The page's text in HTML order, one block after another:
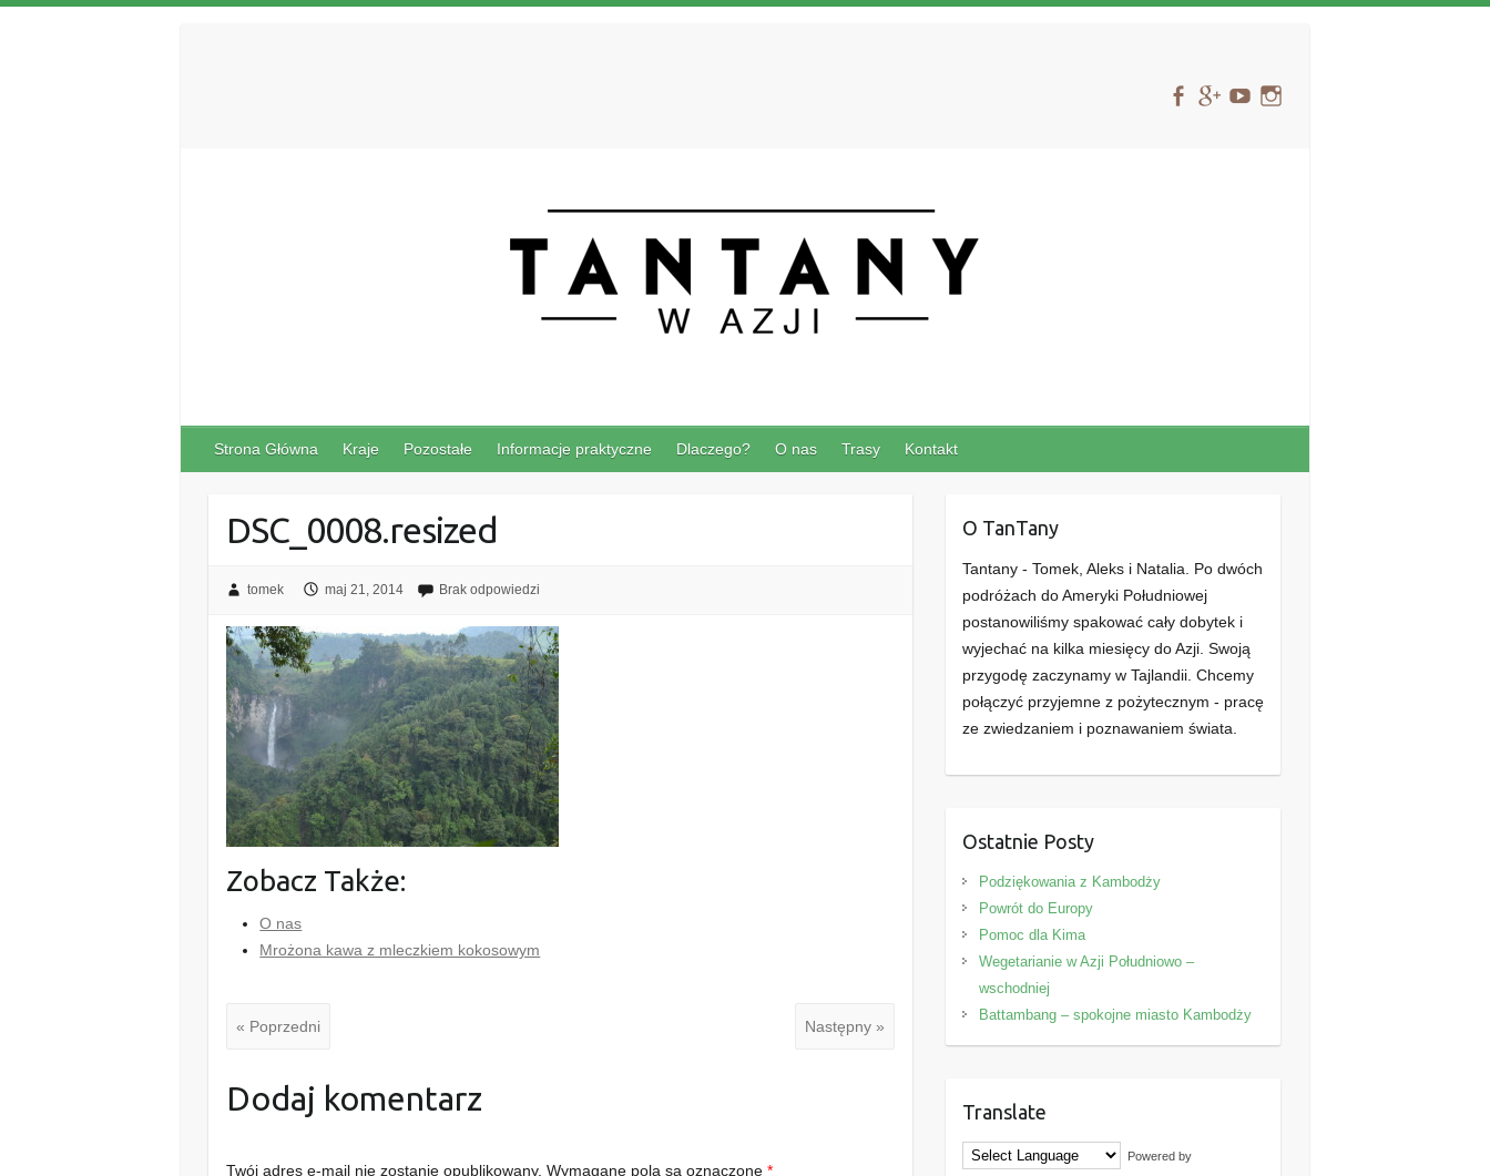
Strona Główna Kraje Pozostałe Informacje praktyczne Dlaczego? O nas Trasy Kontakt
DSC_0008.resized
tomek maj 21, 2014 Brak odpowiedzi
Zobacz Także:
O nas
Mrożona kawa z mleczkiem kokosowym
« Poprzedni Następny »
Dodaj komentarz
Twój adres e-mail nie zostanie opublikowany. Wymagane pola są oznaczone*
O TanTany
Tantany - Tomek, Aleks i Natalia. Po dwóch
podróżach do Ameryki Południowej
postanowiliśmy spakować cały dobytek i
wyjechać na kilka miesięcy do Azji. Swoją
przygodę zaczynamy w Tajlandii. Chcemy
połączyć przyjemne z pożytecznym - pracę
ze zwiedzaniem i poznawaniem świata.
Ostatnie Posty
Podziękowania z Kambodży
Powrót do Europy
Pomoc dla Kima
Wegetarianie w Azji Południowo –
wschodniej
Battambang – spokojne miasto Kambodży
Translate
Powered by